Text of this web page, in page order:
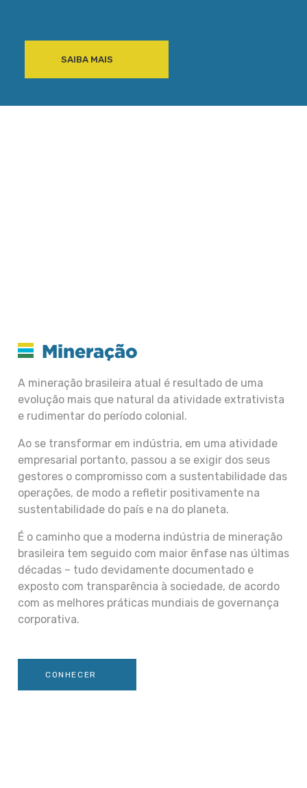
SAIBA MAIS
Mineração
A mineração brasileira atual é resultado de uma
evolução mais que natural da atividade extrativista
e rudimentar do período colonial.
Ao se transformar em indústria, em uma atividade
empresarial portanto, passou a se exigir dos seus
gestores o compromisso com a sustentabilidade das
operações, de modo a refletir positivamente na
sustentabilidade do país e na do planeta.
É o caminho que a moderna indústria de mineração
brasileira tem seguido com maior ênfase nas últimas
décadas – tudo devidamente documentado e
exposto com transparência à sociedade, de acordo
com as melhores práticas mundiais de governança
corporativa.
CONHECER